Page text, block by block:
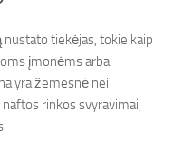
nustato tiekėjas, tokie kaip
įmonėms arba
yra žemesnė nei
rinkos svyravimai,